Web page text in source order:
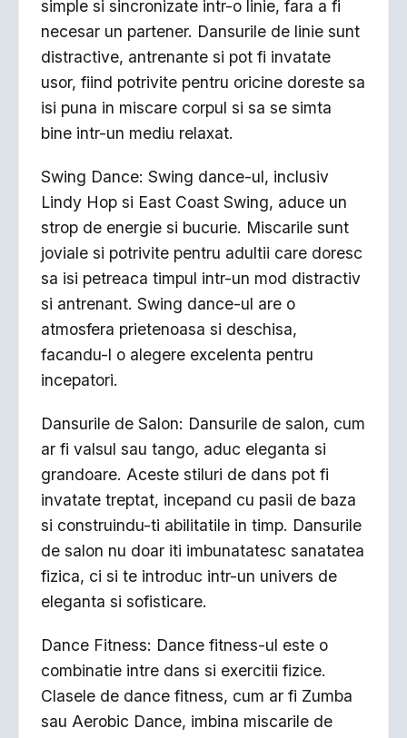
simple si sincronizate intr-o linie, fara a fi
necesar un partener. Dansurile de linie sunt
distractive, antrenante si pot fi invatate
usor, fiind potrivite pentru oricine doreste sa
isi puna in miscare corpul si sa se simta
bine intr-un mediu relaxat.
Swing Dance: Swing dance-ul, inclusiv
Lindy Hop si East Coast Swing, aduce un
strop de energie si bucurie. Miscarile sunt
joviale si potrivite pentru adultii care doresc
sa isi petreaca timpul intr-un mod distractiv
si antrenant. Swing dance-ul are o
atmosfera prietenoasa si deschisa,
facandu-l o alegere excelenta pentru
incepatori.
Dansurile de Salon: Dansurile de salon, cum
ar fi valsul sau tango, aduc eleganta si
grandoare. Aceste stiluri de dans pot fi
invatate treptat, incepand cu pasii de baza
si construindu-ti abilitatile in timp. Dansurile
de salon nu doar iti imbunatatesc sanatatea
fizica, ci si te introduc intr-un univers de
eleganta si sofisticare.
Dance Fitness: Dance fitness-ul este o
combinatie intre dans si exercitii fizice.
Clasele de dance fitness, cum ar fi Zumba
sau Aerobic Dance, imbina miscarile de